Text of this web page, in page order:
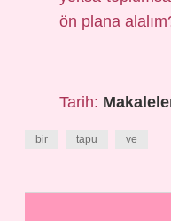
ön plana
Tarih:
bir tapu ve